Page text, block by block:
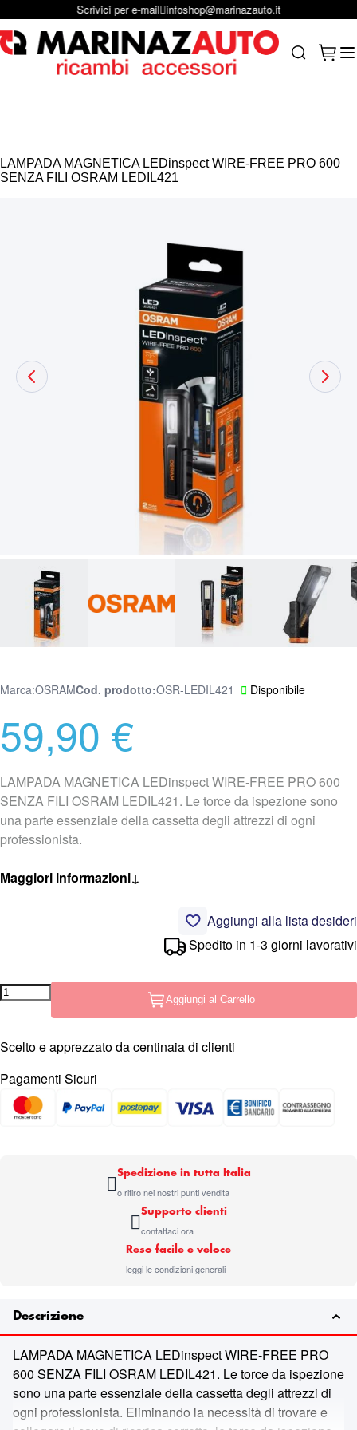
Salta al contenutoScrivici per e-mail infoshop@marinazauto.it
LAMPADA MAGNETICA LEDinspect WIRE-FREE PRO 600
SENZA FILI OSRAM LEDIL421
Disponibile
Marca:OSRAMCod. prodotto OSR-LEDIL421
59,90 €
LAMPADA MAGNETICA LEDinspect WIRE-FREE PRO 600
SENZA FILI OSRAM LEDIL421. Le torce da ispezione sono
una parte essenziale della cassetta degli attrezzi di ogni
professionista.
Maggiori informazioni↓
Aggiungi alla lista desideri
Spedito in 1-3 giorni lavorativi
Aggiungi al Carrello
Scelto e apprezzato da centinaia di clienti
Pagamenti Sicuri
Spedizione in tutta Italia
o ritiro nei nostri punti vendita
Supporto clienti
contattaci ora
Reso facile e veloce
leggi le condizioni generali
Descrizione
LAMPADA MAGNETICA LEDinspect WIRE-FREE PRO
600 SENZA FILI OSRAM LEDIL421. Le torce da ispezione
sono una parte essenziale della cassetta degli attrezzi di
ogni professionista. Eliminando la necessità di trovare e